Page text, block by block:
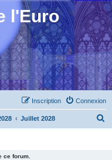
l'Euro
Connexion
Inscription
Juillet 2028
ce forum.